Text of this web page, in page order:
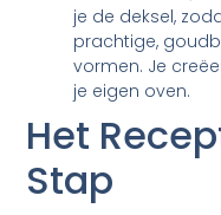
je de deksel,
prachtige,
vormen. Je
je eigen oven.
Het
Stap